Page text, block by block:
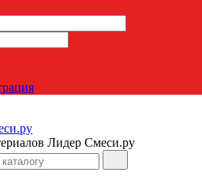
Лидер Смеси.ру